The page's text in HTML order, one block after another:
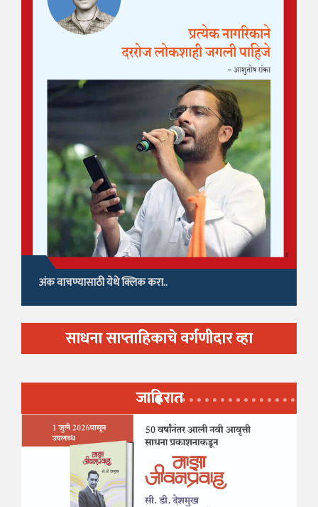
अंक वाचण्यासाठी येथे क्लिक करा..
साधना साप्ताहिकाचे वर्गणीदार व्हा
जाहिरात